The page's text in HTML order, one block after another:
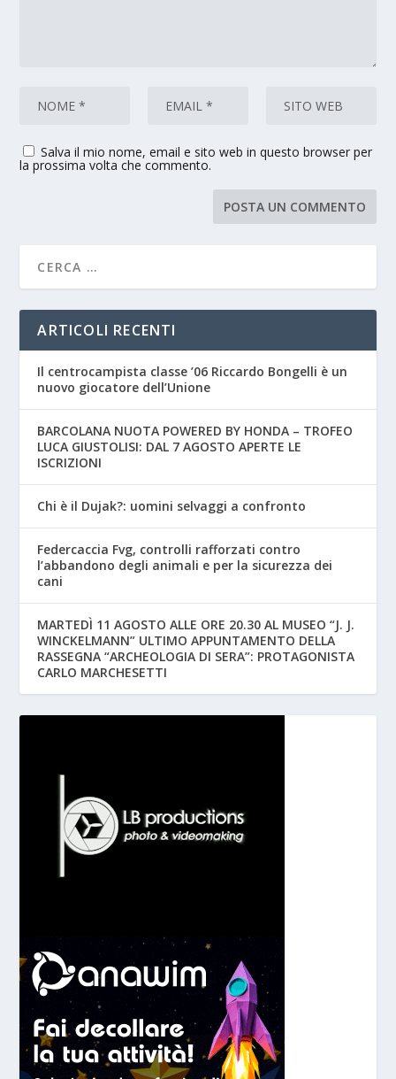
Salva il mio nome, email e sito web in questo browser per
la prossima volta che commento.
ARTICOLI RECENTI
Il centrocampista classe ’06 Riccardo Bongelli è un
nuovo giocatore dell’Unione
BARCOLANA NUOTA POWERED BY HONDA – TROFEO
LUCA GIUSTOLISI: DAL 7 AGOSTO APERTE LE
ISCRIZIONI
Chi è il Dujak?: uomini selvaggi a confronto
Federcaccia Fvg, controlli rafforzati contro
l’abbandono degli animali e per la sicurezza dei
cani
MARTEDÌ 11 AGOSTO ALLE ORE 20.30 AL MUSEO “J. J.
WINCKELMANN” ULTIMO APPUNTAMENTO DELLA
RASSEGNA “ARCHEOLOGIA DI SERA”: PROTAGONISTA
CARLO MARCHESETTI